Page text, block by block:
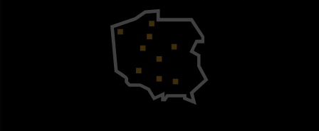
Plecak ewakuacyjny preppersa